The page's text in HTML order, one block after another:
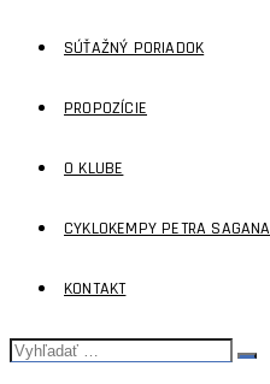
SÚŤAŽNÝ PORIADOK
PROPOZÍCIE
O KLUBE
CYKLOKEMPY PETRA SAGANA
KONTAKT